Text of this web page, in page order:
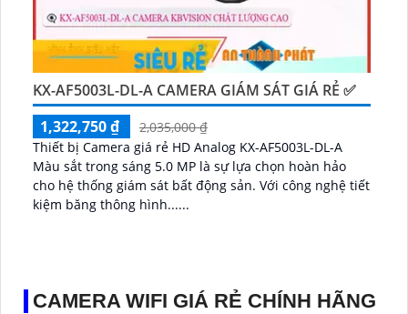
KX-AF5003L-DL-A CAMERA GIÁM SÁT GIÁ RẺ ✅
1,322,750 ₫
2,035,000 ₫
Thiết bị Camera giá rẻ HD Analog KX-AF5003L-DL-A
Màu sắt trong sáng 5.0 MP là sự lựa chọn hoàn hảo
cho hệ thống giám sát bất động sản. Với công nghệ tiết
kiệm băng thông hình......
CAMERA WIFI GIÁ RẺ CHÍNH HÃNG